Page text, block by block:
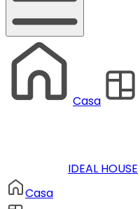
Casa
IDEAL HOUSE
Casa